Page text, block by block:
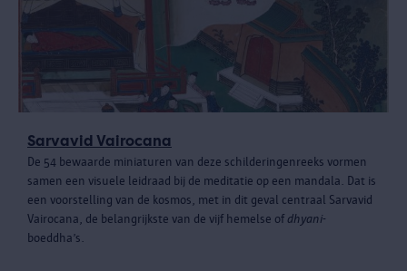
Sarvavid Vairocana
De 54 bewaarde miniaturen van deze schilderingenreeks vormen
samen een visuele leidraad bij de meditatie op een mandala. Dat is
een voorstelling van de kosmos, met in dit geval centraal Sarvavid
Vairocana, de belangrijkste van de vijf hemelse of dhyani-
boeddha’s.